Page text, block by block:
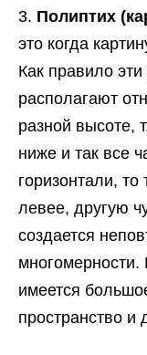
Полиптих
это когда
Как правило
располагают
разной высоте,
ниже и так все
горизонтали, то
левее, другую
создается
многомерности.
имеется
пространство и